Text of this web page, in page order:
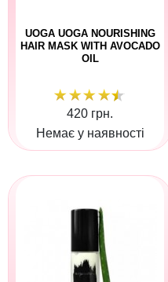
UOGA UOGA NOURISHING
HAIR MASK WITH AVOCADO
OIL
420 грн.
Немає у наявності